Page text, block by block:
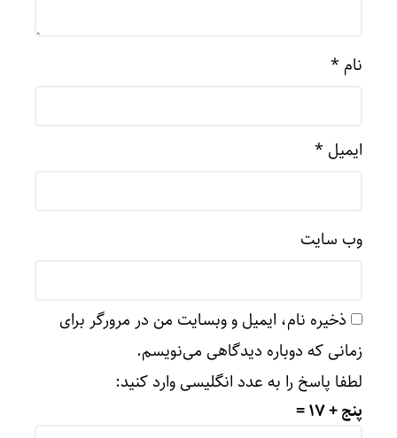
نام *
ایمیل *
وب‌ سایت
ذخیره نام، ایمیل و وبسایت من در مرورگر برای
زمانی که دوباره دیدگاهی می‌نویسم.
لطفا پاسخ را به عدد انگلیسی وارد کنید:
پنج + 17 =